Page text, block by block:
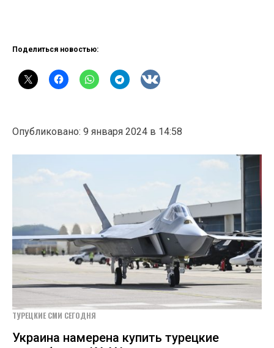
Поделиться новостью:
Опубликовано: 9 января 2024 в 14:58
ТУРЕЦКИЕ СМИ СЕГОДНЯ
Украина намерена купить турецкие